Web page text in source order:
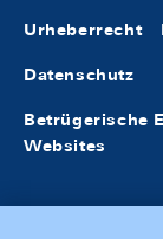
Urheberrecht
Datenschutz
Betrügerische
Websites